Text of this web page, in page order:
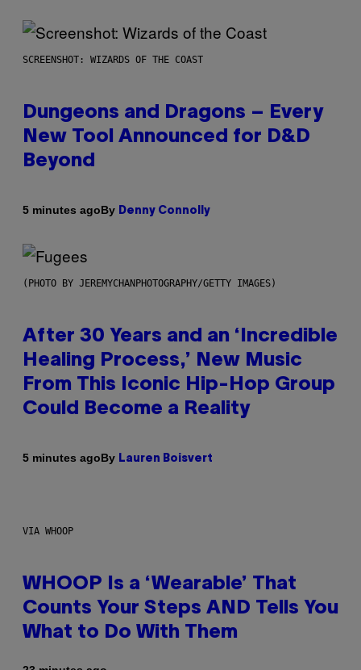
SCREENSHOT: WIZARDS OF THE COAST
Dungeons and Dragons – Every
New Tool Announced for D&D
Beyond
5 minutes agoBy Denny Connolly
(PHOTO BY JEREMYCHANPHOTOGRAPHY/GETTY IMAGES)
After 30 Years and an ‘Incredible
Healing Process,’ New Music
From This Iconic Hip-Hop Group
Could Become a Reality
5 minutes agoBy Lauren Boisvert
VIA WHOOP
WHOOP Is a ‘Wearable’ That
Counts Your Steps AND Tells You
What to Do With Them